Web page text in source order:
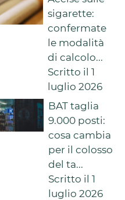
sigarette:
confermate
le modalità
di calcolo...
Scritto il 1
luglio 2026
BAT taglia
9.000 posti:
cosa cambia
per il colosso
del ta...
Scritto il 1
luglio 2026